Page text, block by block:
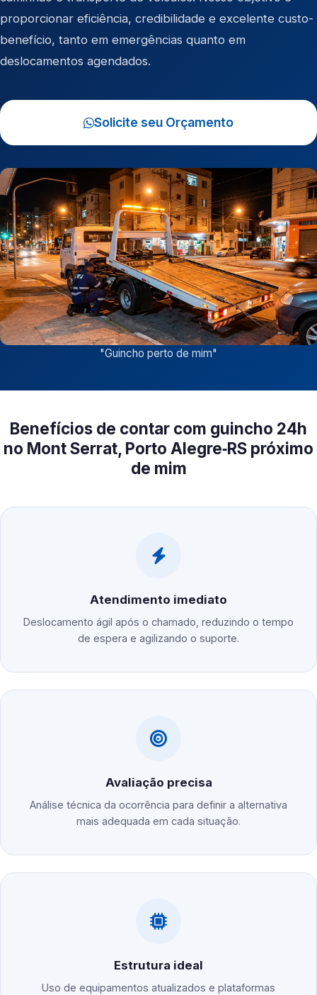
proporcionar eficiência, credibilidade e excelente custo-
benefício, tanto em emergências quanto em
deslocamentos agendados.
Solicite seu Orçamento
"Guincho perto de mim"
Benefícios de contar com guincho 24h
no Mont Serrat, Porto Alegre‑RS próximo
de mim
Atendimento imediato
Deslocamento ágil após o chamado, reduzindo o tempo
de espera e agilizando o suporte.
Avaliação precisa
Análise técnica da ocorrência para definir a alternativa
mais adequada em cada situação.
Estrutura ideal
Uso de equipamentos atualizados e plataformas